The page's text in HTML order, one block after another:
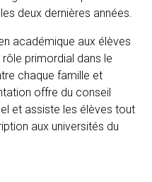
deux dernières années.
académique aux élèves
primordial dans le
chaque famille et
offre du conseil
et assiste les élèves tout
aux universités du